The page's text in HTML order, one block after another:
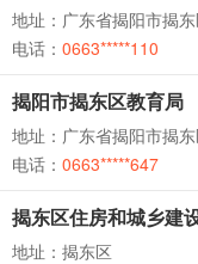
地址：广东省揭阳市揭
电话： 0663*****110
揭阳市揭东区教育局
地址：广东省揭阳市揭
电话： 0663*****647
揭东区住房和城乡建
地址：揭东区